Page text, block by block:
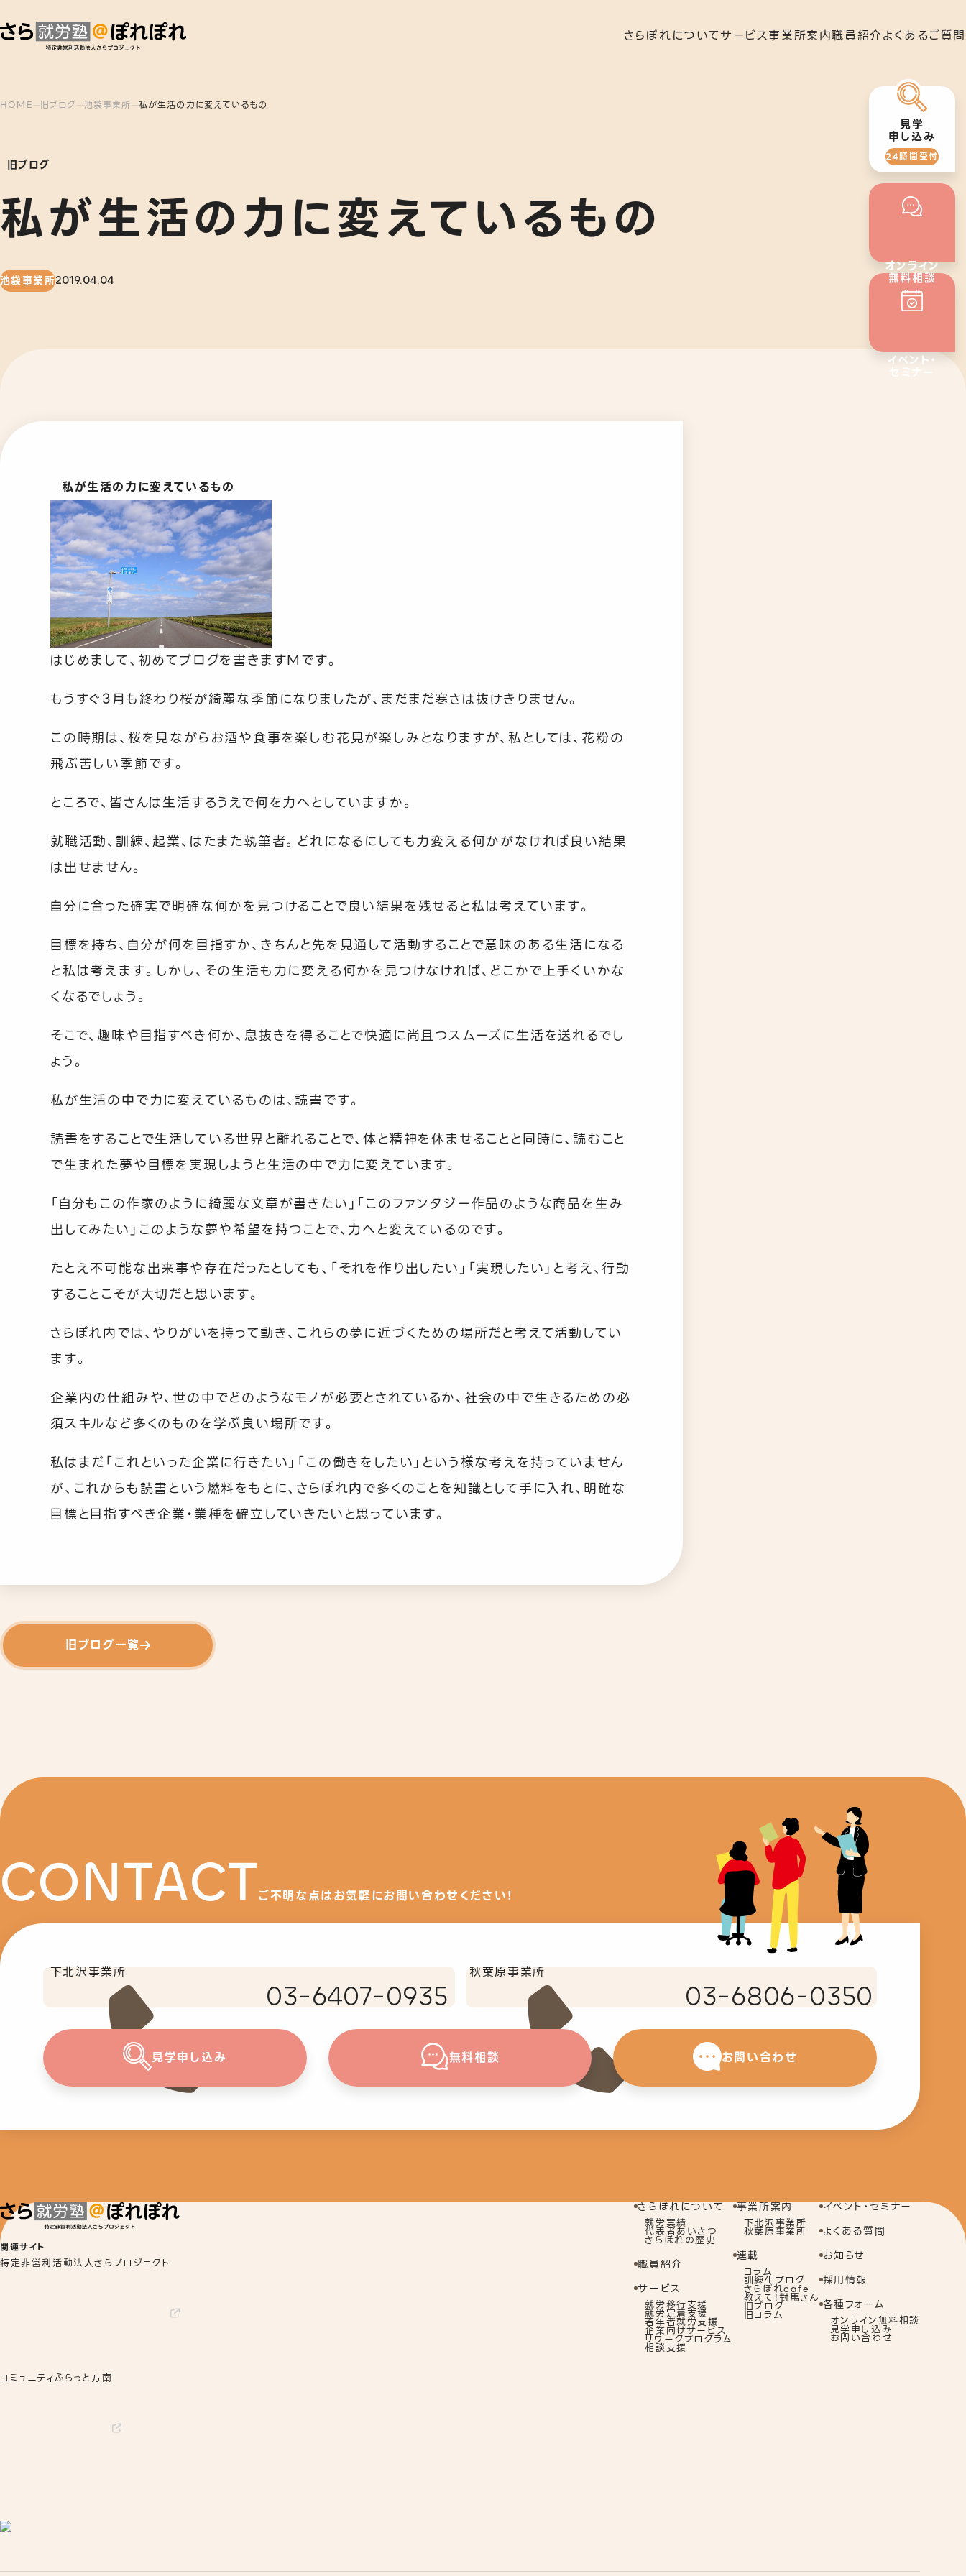
さらぽれについて
代表者あいさつ
サービス
企業向けサービス
事業所案内職員紹介よくあるご質問
見学
申し込み
24時間受付
オンライン
無料相談
24時間受付
イベント・
セミナー
HOME 旧ブログ 池袋事業所 私が生活の力に変えているもの
旧ブログ
私が生活の力に変えているもの
池袋事業所2019.04.04
私が生活の力に変えているもの
はじめまして、初めてブログを書きますMです。
もうすぐ3月も終わり桜が綺麗な季節になりましたが、まだまだ寒さは抜けきりません。
この時期は、桜を見ながらお酒や食事を楽しむ花見が楽しみとなりますが、私としては、花粉の
飛ぶ苦しい季節です。
ところで、皆さんは生活するうえで何を力へとしていますか。
就職活動、訓練、起業、はたまた執筆者。どれになるにしても力変える何かがなければ良い結果
は出せません。
自分に合った確実で明確な何かを見つけることで良い結果を残せると私は考えています。
目標を持ち、自分が何を目指すか、きちんと先を見通して活動することで意味のある生活になる
と私は考えます。しかし、その生活も力に変える何かを見つけなければ、どこかで上手くいかな
くなるでしょう。
そこで、趣味や目指すべき何か、息抜きを得ることで快適に尚且つスムーズに生活を送れるでし
ょう。
私が生活の中で力に変えているものは、読書です。
読書をすることで生活している世界と離れることで、体と精神を休ませることと同時に、読むこと
で生まれた夢や目標を実現しようと生活の中で力に変えています。
「自分もこの作家のように綺麗な文章が書きたい」「このファンタジー作品のような商品を生み
出してみたい」このような夢や希望を持つことで、力へと変えているのです。
たとえ不可能な出来事や存在だったとしても、「それを作り出したい」「実現したい」と考え、行動
することこそが大切だと思います。
さらぽれ内では、やりがいを持って動き、これらの夢に近づくための場所だと考えて活動してい
ます。
企業内の仕組みや、世の中でどのようなモノが必要とされているか、社会の中で生きるための必
須スキルなど多くのものを学ぶ良い場所です。
私はまだ「これといった企業に行きたい」「この働きをしたい」という様な考えを持っていません
が、これからも読書という燃料をもとに、さらぽれ内で多くのことを知識として手に入れ、明確な
目標と目指すべき企業・業種を確立していきたいと思っています。
旧ブログ一覧
CONTACTご不明な点はお気軽にお問い合わせください！
下北沢事業所
03-6407-0935
秋葉原事業所
03-6806-0350
見学申し込み 無料相談 お問い合わせ
関連サイト
特定非営利活動法人さらプロジェクト
コミュニティふらっと方南
さらぽれについて
就労実績
代表者あいさつ
さらぽれの歴史
職員紹介
サービス
就労移行支援
就労定着支援
若年者就労支援
企業向けサービス
リワークプログラム
相談支援
事業所案内
下北沢事業所
秋葉原事業所
連載
コラム
訓練生ブログ
さらぽれcafe
教えて！對馬さん
旧ブログ
旧コラム
イベント・セミナー
よくある質問
お知らせ
採用情報
各種フォーム
オンライン無料相談
見学申し込み
お問い合わせ